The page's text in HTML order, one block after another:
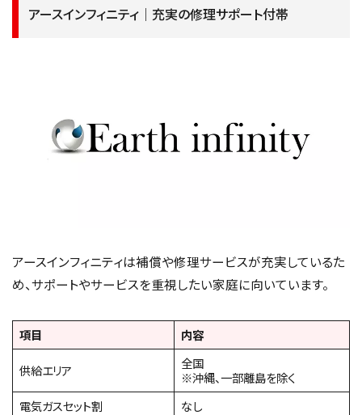
アースインフィニティ｜充実の修理サポート付帯
アースインフィニティは補償や修理サービスが充実しているた
め、サポートやサービスを重視したい家庭に向いています。
項目 内容
供給エリア
全国
※沖縄、一部離島を除く
電気ガスセット割
なし